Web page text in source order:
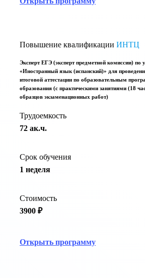
Повышение квалификации ИНТЦ
Эксперт ЕГЭ (эксперт предметной комиссии) по
«Иностранный язык (испанский)» для
итоговой аттестации по образовательным
образования (с практическими занятиями (18
образцов экзаменационных работ)
Трудоемкость
72 ак.ч.
Срок обучения
1 неделя
Стоимость
3900 ₽
Открыть программу